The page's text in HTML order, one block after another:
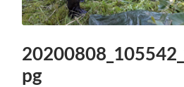
pg